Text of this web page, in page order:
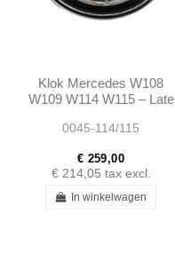
Klok Mercedes W108
W109 W114 W115 – Late
0005420511
0045-114/115
€ 259,00
€ 214,05 tax excl.
In winkelwagen